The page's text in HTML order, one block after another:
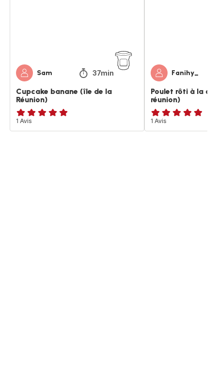
Sam 37min
Cupcake banane (île de la
Réunion)
Avis
5
1 Avis
Fanihy_
Poulet rôti à la
réunion)
Avis
5
1 Avis